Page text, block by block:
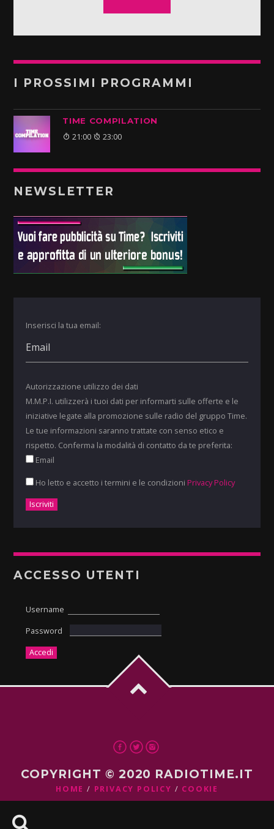
I PROSSIMI PROGRAMMI
TIME COMPILATION
21:00 23:00
NEWSLETTER
Inserisci la tua email:
Autorizzazione utilizzo dei dati
M.M.P.I. utilizzerà i tuoi dati per informarti sulle offerte e le
iniziative legate alla promozione sulle radio del gruppo Time.
Le tue informazioni saranno trattate con senso etico e
rispetto. Conferma la modalità di contatto da te preferita:
Email
Ho letto e accetto i termini e le condizioni Privacy Policy
ACCESSO UTENTI
Username
Password
COPYRIGHT © 2020 RADIOTIME.IT
HOME PRIVACY POLICY COOKIE